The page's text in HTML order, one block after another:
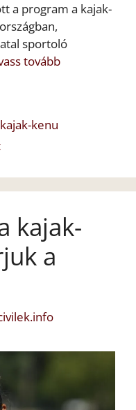
a program a kajak-
sportoló
tovább
kajak-kenu
kajak-
a